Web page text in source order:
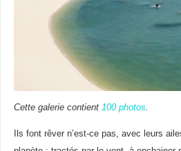
Cette galerie contient 100 photos
Ils font rêver n’est-ce pas, avec leurs